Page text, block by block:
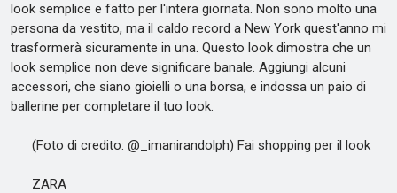
look semplice e fatto per l'intera giornata. Non sono molto una
persona da vestito, ma il caldo record a New York quest'anno mi
trasformerà sicuramente in una. Questo look dimostra che un
look semplice non deve significare banale. Aggiungi alcuni
accessori, che siano gioielli o una borsa, e indossa un paio di
ballerine per completare il tuo look.
(Foto di credito: @_imanirandolph) Fai shopping per il look
ZARA